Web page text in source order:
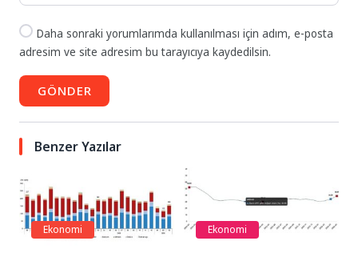
Daha sonraki yorumlarımda kullanılması için adım, e-posta
adresim ve site adresim bu tarayıcıya kaydedilsin.
GÖNDER
Benzer Yazılar
Ekonomi Ekonomi